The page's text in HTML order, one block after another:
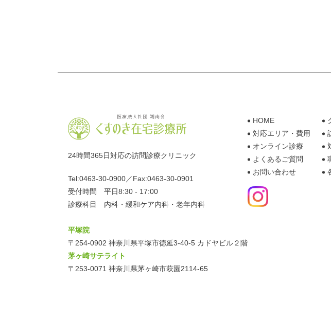
24時間365日対応の訪問診療クリニック
Tel:0463-30-0900／Fax:0463-30-0901
受付時間 平日8:30 - 17:00
診療科目 内科・緩和ケア内科・老年内科
平塚院
〒254-0902 神奈川県平塚市徳延3-40-5 カドヤビル２階
茅ヶ崎サテライト
〒253-0071 神奈川県茅ヶ崎市萩園2114-65
HOME
対応エリア・費用
オンライン診療
よくあるご質問
お問い合わせ